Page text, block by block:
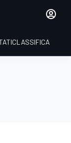
CLASSIFICA